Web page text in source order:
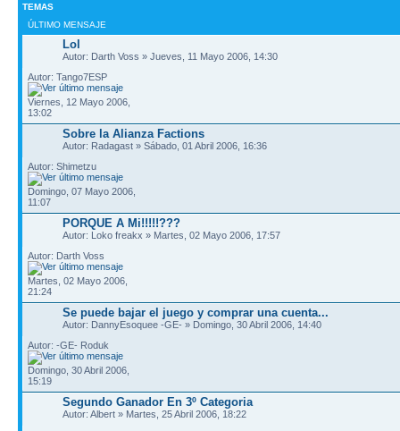
TEMAS
ÚLTIMO MENSAJE
Lol
Autor: Darth Voss » Jueves, 11 Mayo 2006, 14:30
Autor: Tango7ESP
Viernes, 12 Mayo 2006,
13:02
Sobre la Alianza Factions
Autor: Radagast » Sábado, 01 Abril 2006, 16:36
Autor: Shimetzu
Domingo, 07 Mayo 2006,
11:07
PORQUE A Mi!!!!!???
Autor: Loko freakx » Martes, 02 Mayo 2006, 17:57
Autor: Darth Voss
Martes, 02 Mayo 2006,
21:24
Se puede bajar el juego y comprar una cuenta...
Autor: DannyEsoquee -GE- » Domingo, 30 Abril 2006, 14:40
Autor: -GE- Roduk
Domingo, 30 Abril 2006,
15:19
Segundo Ganador En 3º Categoria
Autor: Albert » Martes, 25 Abril 2006, 18:22